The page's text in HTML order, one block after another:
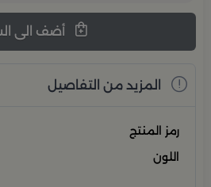
المزيد من التفاصيل
رمز المنتج
اللون